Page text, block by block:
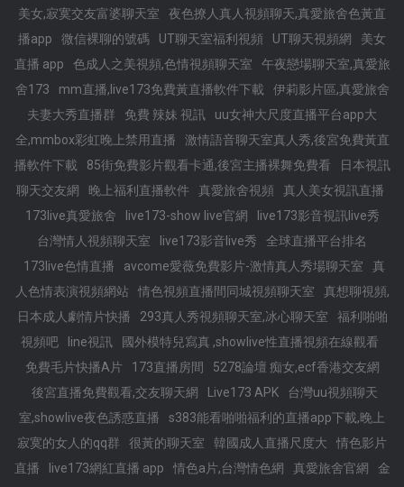
美女,寂寞交友富婆聊天室
夜色撩人真人視頻聊天,真愛旅舍色黃直
播app
微信裸聊的號碼 UT聊天室福利視頻 UT聊天視頻網
美女
直播 app
色成人之美視頻,色情視頻聊天室
午夜戀場聊天室,真愛旅
舍173
mm直播,live173免費黃直播軟件下載
伊莉影片區,真愛旅舍
夫妻大秀直播群
免費 辣妹 視訊
uu女神大尺度直播平台app大
全,mmbox彩虹晚上禁用直播
激情語音聊天室真人秀,後宮免費黃直
播軟件下載
85街免費影片觀看卡通,後宮主播裸舞免費看
日本視訊
聊天交友網
晚上福利直播軟件 真愛旅舍視頻
真人美女視訊直播
173live真愛旅舍
live173-show live官網
live173影音視訊live秀
台灣情人視頻聊天室
live173影音live秀
全球直播平台排名
173live色情直播
avcome愛薇免費影片-激情真人秀場聊天室
真
人色情表演視頻網站
情色視頻直播間同城視頻聊天室
真想聊視頻,
日本成人劇情片快播
293真人秀視頻聊天室,冰心聊天室
福利啪啪
視頻吧
line視訊
國外模特兒寫真 ,showlive性直播視頻在線觀看
免費毛片快播A片
173直播房間
5278論壇 痴女,ecf香港交友網
後宮直播免費觀看,交友聊天網
Live173 APK
台灣uu視頻聊天
室,showlive夜色誘惑直播
s383能看啪啪福利的直播app下載,晚上
寂寞的女人的qq群
很黃的聊天室 韓國成人直播尺度大
情色影片
直播
live173網紅直播 app 情色a片,台灣情色網 真愛旅舍官網
金